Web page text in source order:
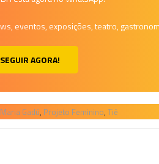
eventos, exposições, teatro,
SEGUIR AGORA!
Maria Gadú, Projeto Feminino, Tiê